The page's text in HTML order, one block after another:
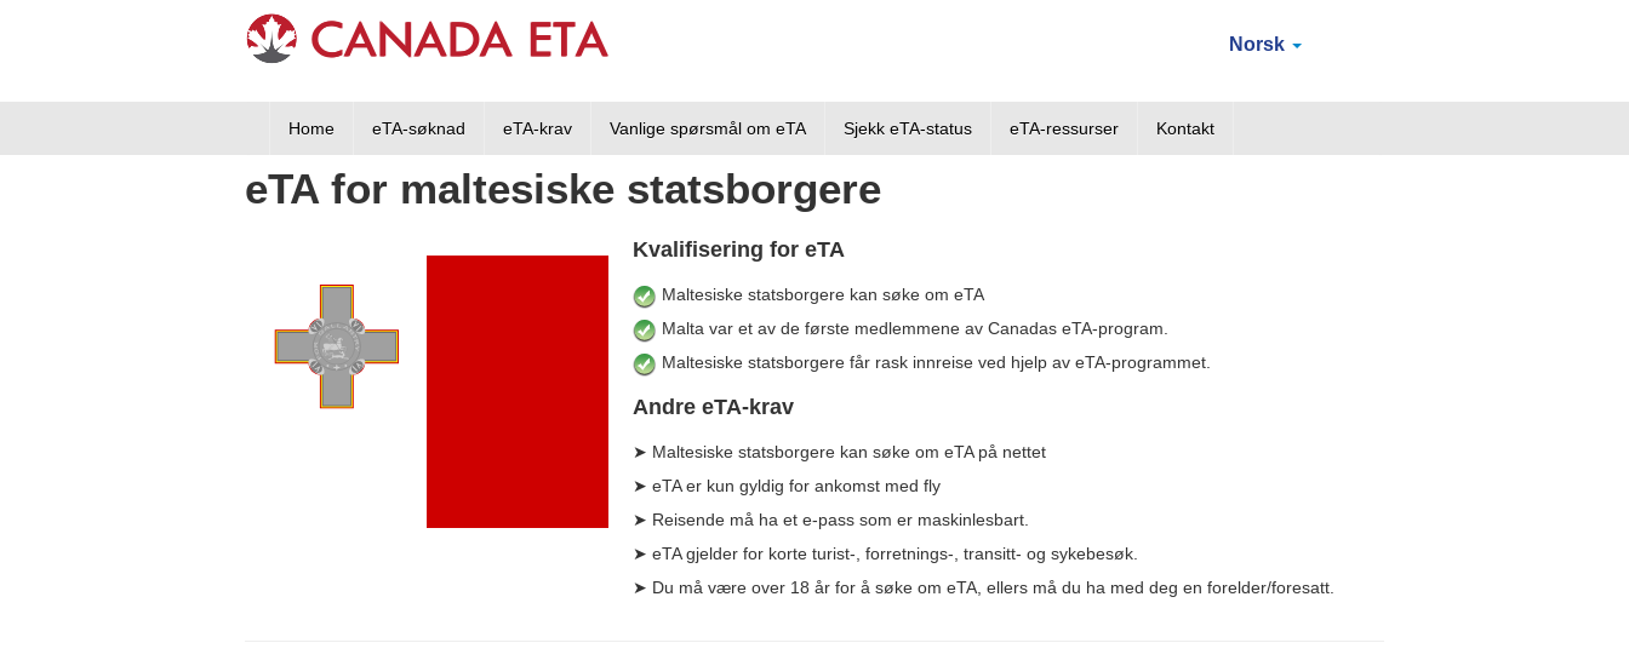
Norsk
Home eTA-søknad eTA-krav Vanlige spørsmål om eTA Sjekk eTA-status eTA-ressurser Kontakt
eTA for maltesiske statsborgere
Kvalifisering for eTA
Maltesiske statsborgere kan søke om eTA
Malta var et av de første medlemmene av Canadas eTA-program.
Maltesiske statsborgere får rask innreise ved hjelp av eTA-programmet.
Andre eTA-krav
➤ Maltesiske statsborgere kan søke om eTA på nettet
➤ eTA er kun gyldig for ankomst med fly
➤ Reisende må ha et e-pass som er maskinlesbart.
➤ eTA gjelder for korte turist-, forretnings-, transitt- og sykebesøk.
➤ Du må være over 18 år for å søke om eTA, ellers må du ha med deg en forelder/foresatt.